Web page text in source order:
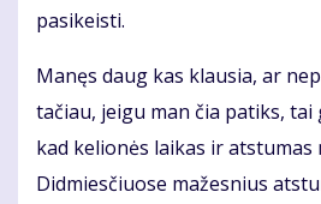
pasikeisti.
Manęs daug kas klausia, ar
tačiau, jeigu man čia patiks,
kad kelionės laikas ir atstumas
Didmiesčiuose mažesnius